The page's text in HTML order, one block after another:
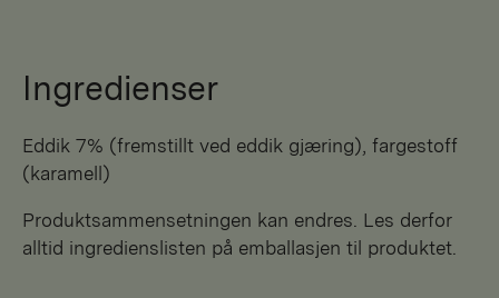
Ingredienser
eddik 7% (fremstillt ved eddik gjæring), fargestoff
(karamell)
Produktsammensetningen kan endres. Les derfor
alltid ingredienslisten på emballasjen til produktet.